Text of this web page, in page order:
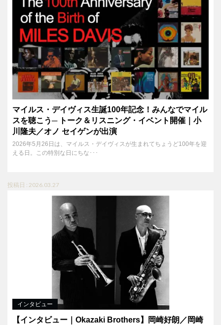
マイルス・デイヴィス生誕100年記念！みんなでマイル
スを聴こう─ トーク＆リスニング・イベント開催｜小
川隆夫／オノ セイゲンが出演
2026年5月26日は、マイルス・デイヴィスが生まれてちょうど100年を迎
える日。この特別な日にちな･･･
投稿日 : 2026.03.27
インタビュー
【インタビュー｜Okazaki Brothers】岡崎好朗／岡崎